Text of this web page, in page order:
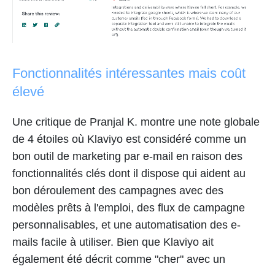
Fonctionnalités intéressantes mais coût
élevé
Une critique de Pranjal K. montre une note globale
de 4 étoiles où Klaviyo est considéré comme un
bon outil de marketing par e-mail en raison des
fonctionnalités clés dont il dispose qui aident au
bon déroulement des campagnes avec des
modèles prêts à l'emploi, des flux de campagne
personnalisables, et une automatisation des e-
mails facile à utiliser. Bien que Klaviyo ait
également été décrit comme "cher" avec un